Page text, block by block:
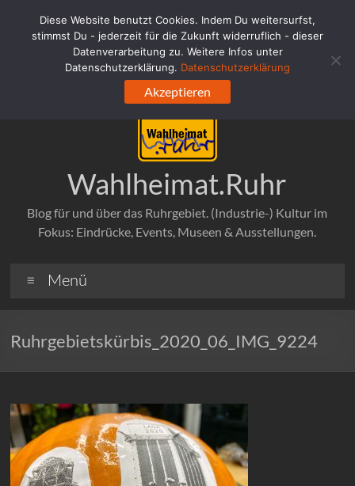
springen
Wahlheimat.Ruhr
Blog für und über das Ruhrgebiet. (Industrie-) Kultur im
Fokus: Eindrücke, Events, Museen & Ausstellungen.
Menü
Ruhrgebietskürbis_2020_06_IMG_9224
Diese Website benutzt Cookies. Indem Du weitersurfst,
stimmst Du - jederzeit für die Zukunft widerruflich - dieser
Datenverarbeitung zu. Weitere Infos unter
Datenschutzerklärung. Datenschutzerklärung
Akzeptieren